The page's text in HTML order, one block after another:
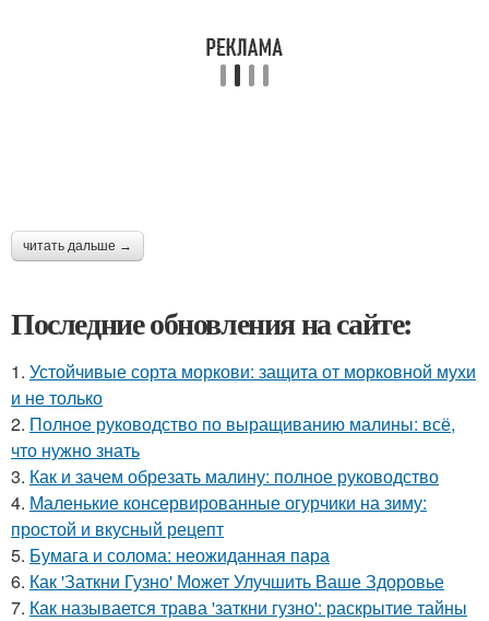
читать дальше →
Последние обновления на сайте:
1. Устойчивые сорта моркови: защита от морковной мухи
и не только
2. Полное руководство по выращиванию малины: всё,
что нужно знать
3. Как и зачем обрезать малину: полное руководство
4. Маленькие консервированные огурчики на зиму:
простой и вкусный рецепт
5. Бумага и солома: неожиданная пара
6. Как 'Заткни Гузно' Может Улучшить Ваше Здоровье
7. Как называется трава 'заткни гузно': раскрытие тайны